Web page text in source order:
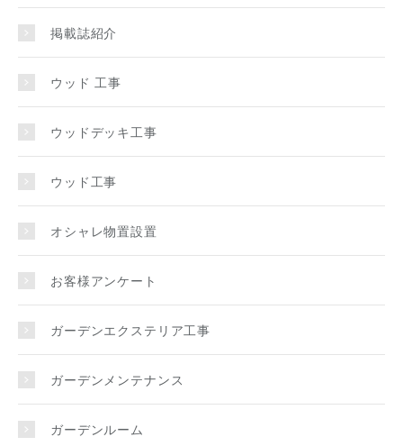
掲載誌紹介
ウッド 工事
ウッドデッキ工事
ウッド工事
オシャレ物置設置
お客様アンケート
ガーデンエクステリア工事
ガーデンメンテナンス
ガーデンルーム